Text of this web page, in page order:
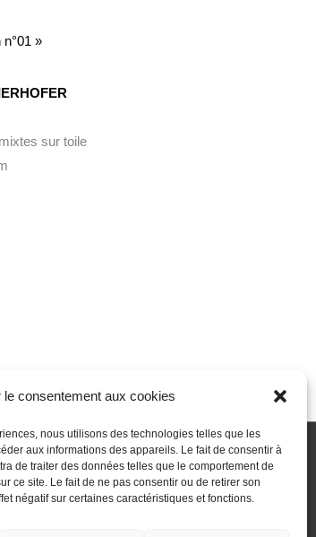
le consentement aux cookies
nous utilisons des technologies telles que les
aux informations des appareils. Le fait de consentir à
de traiter des données telles que le comportement de
ce site. Le fait de ne pas consentir ou de retirer son
négatif sur certaines caractéristiques et fonctions.
»
sur toile
Newsletter Politique de cookies (UE)